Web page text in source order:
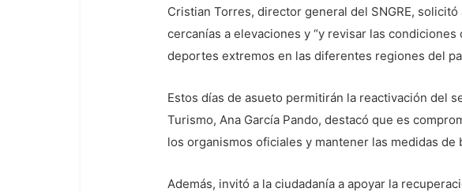
Cristian Torres, director general del SNGRE,
cercanías a elevaciones y “y revisar las
deportes extremos en las diferentes regiones del
Estos días de asueto permitirán la reactivación del
Turismo, Ana García Pando, destacó que es
los organismos oficiales y mantener las medidas de
Además, invitó a la ciudadanía a apoyar la